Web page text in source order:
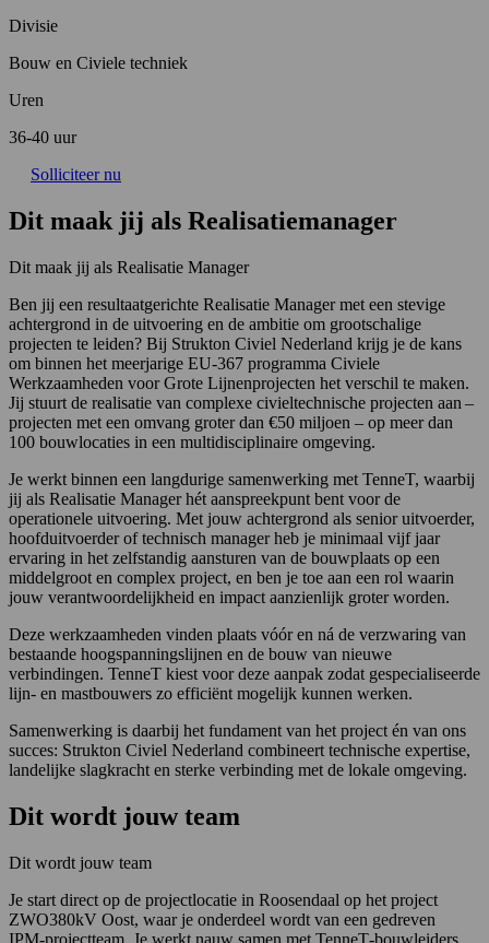
Divisie
Bouw en Civiele techniek
Uren
36-40 uur
Solliciteer nu
Dit maak jij als Realisatiemanager
Dit maak jij als Realisatie Manager
Ben jij een resultaatgerichte Realisatie Manager met een stevige
achtergrond in de uitvoering en de ambitie om grootschalige
projecten te leiden? Bij Strukton Civiel Nederland krijg je de kans
om binnen het meerjarige EU‑367 programma Civiele
Werkzaamheden voor Grote Lijnenprojecten het verschil te maken.
Jij stuurt de realisatie van complexe civieltechnische projecten aan –
projecten met een omvang groter dan €50 miljoen – op meer dan
100 bouwlocaties in een multidisciplinaire omgeving.
Je werkt binnen een langdurige samenwerking met TenneT, waarbij
jij als Realisatie Manager hét aanspreekpunt bent voor de
operationele uitvoering. Met jouw achtergrond als senior uitvoerder,
hoofduitvoerder of technisch manager heb je minimaal vijf jaar
ervaring in het zelfstandig aansturen van de bouwplaats op een
middelgroot en complex project, en ben je toe aan een rol waarin
jouw verantwoordelijkheid en impact aanzienlijk groter worden.
Deze werkzaamheden vinden plaats vóór en ná de verzwaring van
bestaande hoogspanningslijnen en de bouw van nieuwe
verbindingen. TenneT kiest voor deze aanpak zodat gespecialiseerde
lijn- en mastbouwers zo efficiënt mogelijk kunnen werken.
Samenwerking is daarbij het fundament van het project én van ons
succes: Strukton Civiel Nederland combineert technische expertise,
landelijke slagkracht en sterke verbinding met de lokale omgeving.
Dit wordt jouw team
Dit wordt jouw team
Je start direct op de projectlocatie in Roosendaal op het project
ZWO380kV Oost, waar je onderdeel wordt van een gedreven